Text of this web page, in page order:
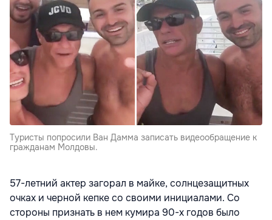
Туристы попросили Ван Дамма записать видеообращение к
гражданам Молдовы.
57-летний актер загорал в майке, солнцезащитных
очках и черной кепке со своими инициалами. Со
стороны признать в нем кумира 90-х годов было